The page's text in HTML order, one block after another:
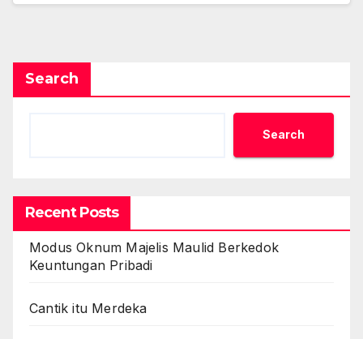
Search
Search
Recent Posts
Modus Oknum Majelis Maulid Berkedok
Keuntungan Pribadi
Cantik itu Merdeka